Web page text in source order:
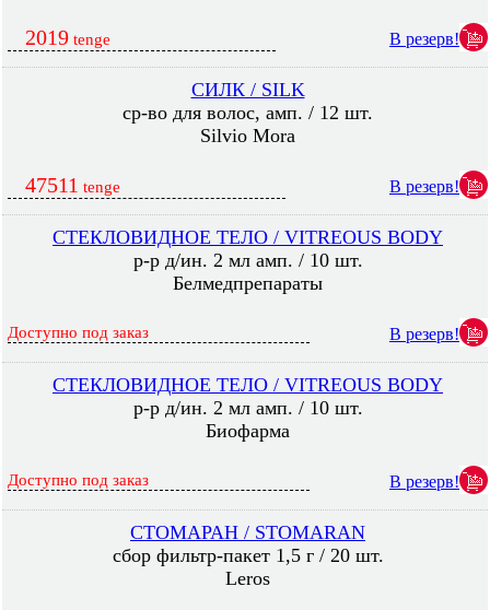
2019 tenge В резерв!
СИЛК / SILK
ср-во для волос, амп. / 12 шт.
Silvio Mora
47511 tenge В резерв!
СТЕКЛОВИДНОЕ ТЕЛО / VITREOUS BODY
р-р д/ин. 2 мл амп. / 10 шт.
Белмедпрепараты
Доступно под заказ В резерв!
СТЕКЛОВИДНОЕ ТЕЛО / VITREOUS BODY
р-р д/ин. 2 мл амп. / 10 шт.
Биофарма
Доступно под заказ В резерв!
СТОМАРАН / STOMARAN
сбор фильтр-пакет 1,5 г / 20 шт.
Leros